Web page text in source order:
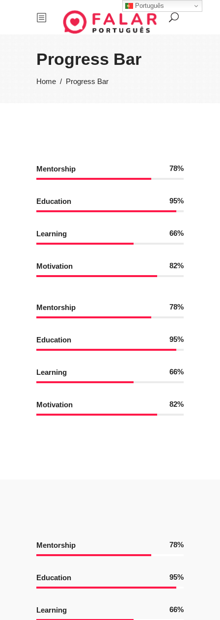
Progress Bar
Home / Progress Bar
Mentorship 78
Education 95
Learning 66
Motivation 82
Mentorship 78
Education 95
Learning 66
Motivation 82
Mentorship 78
Education 95
Learning 66
Português